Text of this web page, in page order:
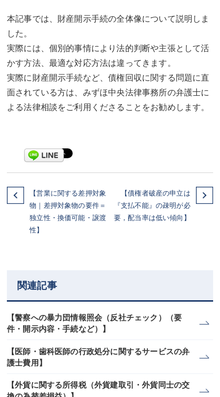
本記事では、財産開示手続の全体像について説明しま
した。
実際には、個別的事情により法的判断や主張として活
かす方法、最適な対応方法は違ってきます。
実際に財産開示手続など、債権回収に関する問題に直
面されている方は、みずほ中央法律事務所の弁護士に
よる法律相談をご利用くださることをお勧めします。
【営業に関する差押対象
物｜差押対象物の要件＝
独立性・換価可能・譲渡
性】
【債権者破産の申立は
『支払不能』の疎明が必
要，配当率は低い傾向】
関連記事
【警察への暴力団情報照会（反社チェック）（要
件・開示内容・手続など）】
【医師・歯科医師の行政処分に関するサービスの弁
護士費用】
【外貨に関する所得税（外貨建取引・外貨同士の交